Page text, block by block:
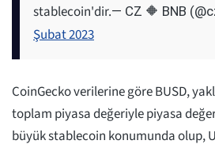
stablecoin'dir.— CZ 🔶 BNB
Şubat 2023
CoinGecko verilerine göre BUSD,
toplam piyasa değeriyle piyasa
büyük stablecoin konumunda olup,